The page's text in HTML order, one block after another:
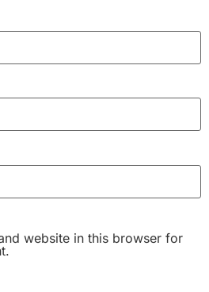
website in this browser for